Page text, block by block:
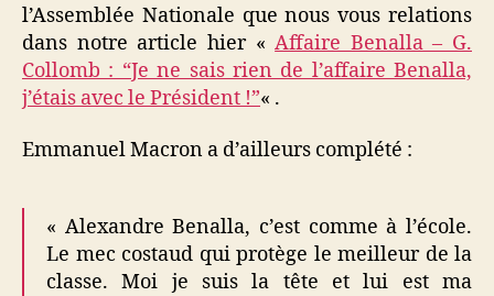
l’Assemblée Nationale que nous vous relations
dans notre article hier «Affaire Benalla – G.
Collomb : “Je ne sais rien de l’affaire Benalla,
j’étais avec le Président !”« .
Emmanuel Macron a d’ailleurs complété :
« Alexandre Benalla, c’est comme à l’école.
Le mec costaud qui protège le meilleur de la
classe. Moi je suis la tête et lui est ma